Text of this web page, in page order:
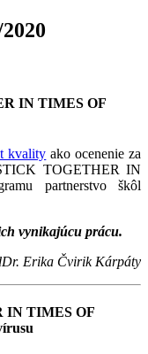
IN TIMES OF
kvality ako ocenenie za
TOGETHER IN
partnerstvo škôl
vynikajúcu prácu.
Erika Čvirik Kárpáty
IN TIMES OF